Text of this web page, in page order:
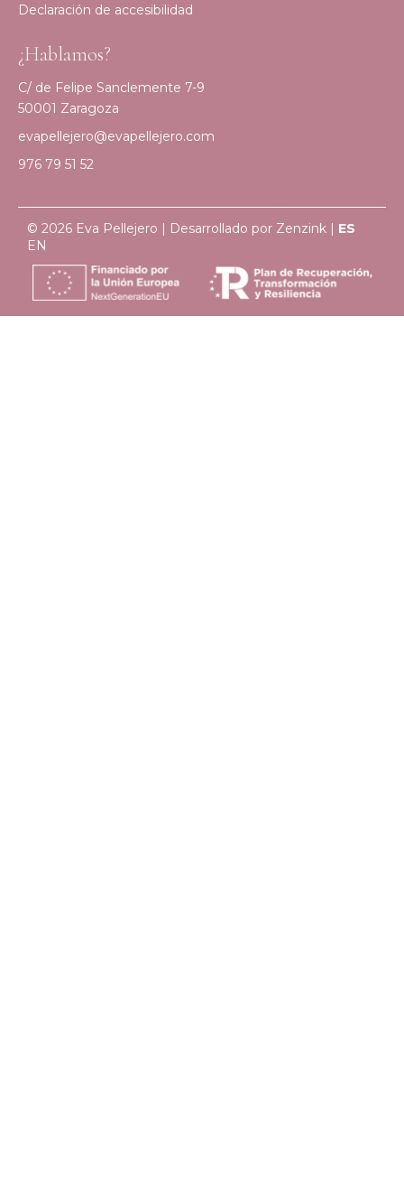
Declaración de accesibilidad
¿Hablamos?
C/ de Felipe Sanclemente 7-9
50001 Zaragoza
evapellejero@evapellejero.com
976 79 51 52
© 2026 Eva Pellejero | Desarrollado por Zenzink
ES
EN